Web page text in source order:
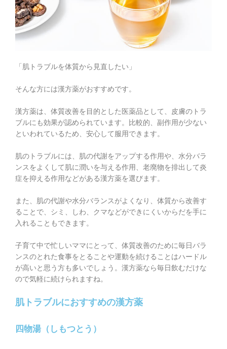
「肌トラブルを体質から見直したい」
そんな方には漢方薬がおすすめです。
漢方薬は、体質改善を目的とした医薬品として、皮膚のトラ
ブルにも効果が認められています。比較的、副作用が少ない
といわれているため、安心して服用できます。
肌のトラブルには、肌の代謝をアップする作用や、水分バラ
ンスをよくして肌に潤いを与える作用、老廃物を排出して炎
症を抑える作用などがある漢方薬を選びます。
また、肌の代謝や水分バランスがよくなり、体質から改善す
ることで、シミ、しわ、クマなどができにくいからだを手に
入れることもできます。
子育て中で忙しいママにとって、体質改善のために毎日バラ
ンスのとれた食事をとることや運動を続けることはハードル
が高いと思う方も多いでしょう。漢方薬なら毎日飲むだけな
ので気軽に続けられますね。
肌トラブルにおすすめの漢方薬
四物湯（しもつとう）